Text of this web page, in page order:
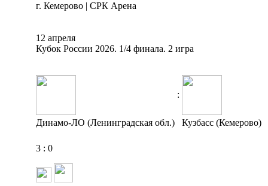
г. Кемерово | СРК Арена
12 апреля
Кубок России 2026. 1/4 финала. 2 игра
:
Динамо-ЛО (Ленинградская обл.) Кузбасс (Кемерово)
3 : 0